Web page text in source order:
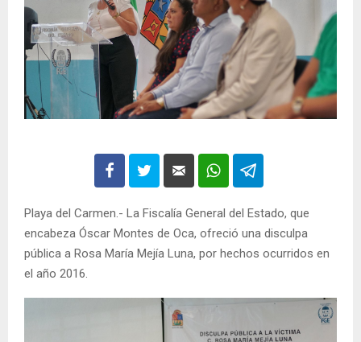
Playa del Carmen.- La Fiscalía General del Estado, que
encabeza Óscar Montes de Oca, ofreció una disculpa
pública a Rosa María Mejía Luna, por hechos ocurridos en
el año 2016.